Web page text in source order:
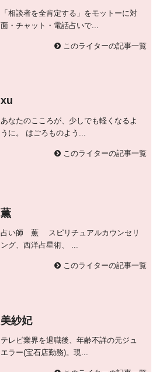
「相談者を全肯定する」をモットーに対
面・チャット・電話占いで...
このライターの記事一覧
xu
あなたのこころが、少しでも軽くなるよ
うに。 はごろものよう...
このライターの記事一覧
薫
占い師 薫 スピリチュアルカウンセリ
ング、西洋占星術、 ...
このライターの記事一覧
美紗妃
テレビ業界を退職後、年齢不詳の元ジュ
エラー(宝石店勤務)。現...